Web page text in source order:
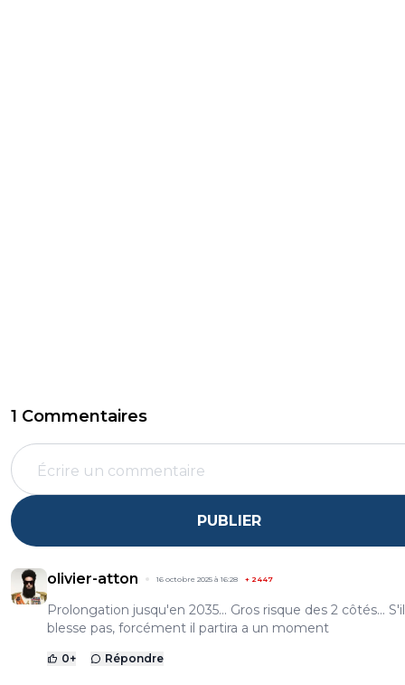
1 Commentaires
PUBLIER
olivier-atton 16 octobre 2025 à 16:28 + 2447
Prolongation jusqu'en 2035... Gros risque des 2 côtés...
blesse pas, forcément il partira a un moment
0+ Répondre